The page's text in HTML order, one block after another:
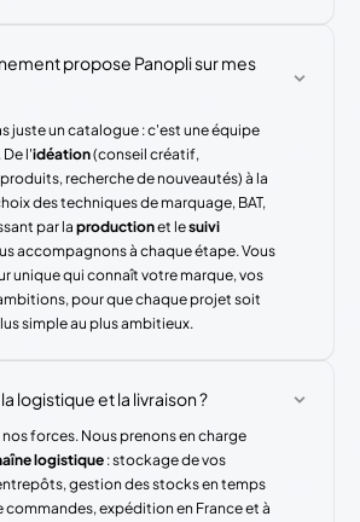
propose Panopli sur mes
juste un catalogue : c'est une équipe
De l'idéation(conseil créatif,
recherche de nouveautés) à la
des techniques de marquage, BAT,
par laproductionet lesuivi
accompagnons à chaque étape. Vous
unique qui connaît votre marque, vos
pour que chaque projet soit
simple au plus ambitieux.
logistique et la livraison ?
forces. Nous prenons en charge
logistique : stockage de vos
gestion des stocks en temps
commandes, expédition en France et à